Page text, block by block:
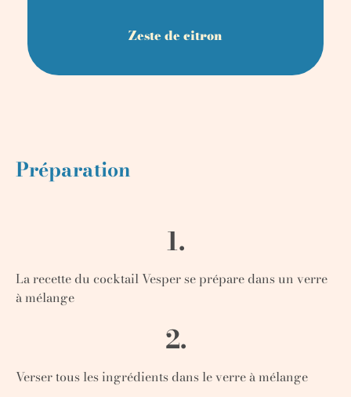
Zeste de citron
Préparation
1.
La recette du cocktail Vesper se prépare dans un verre
à mélange
2.
Verser tous les ingrédients dans le verre à mélange